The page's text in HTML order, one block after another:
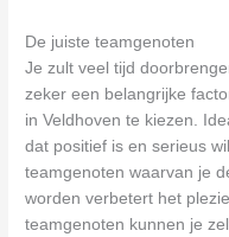
De juiste teamgenoten
Je zult veel tijd
zeker een belangrijke
in Veldhoven te kiezen.
dat positief is en serieus
teamgenoten waarvan je
worden verbetert het
teamgenoten kunnen je